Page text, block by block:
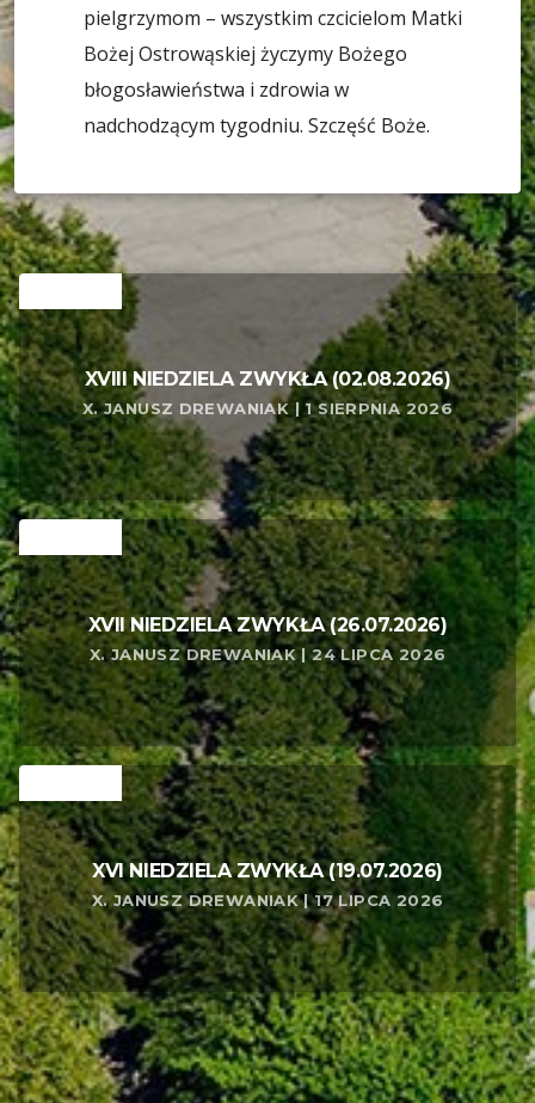
pielgrzymom – wszystkim czcicielom Matki
Bożej Ostrowąskiej życzymy Bożego
błogosławieństwa i zdrowia w
nadchodzącym tygodniu. Szczęść Boże.
XVIII NIEDZIELA ZWYKŁA (02.08.2026)
X. JANUSZ DREWANIAK | 1 SIERPNIA 2026
XVII NIEDZIELA ZWYKŁA (26.07.2026)
X. JANUSZ DREWANIAK | 24 LIPCA 2026
XVI NIEDZIELA ZWYKŁA (19.07.2026)
X. JANUSZ DREWANIAK | 17 LIPCA 2026